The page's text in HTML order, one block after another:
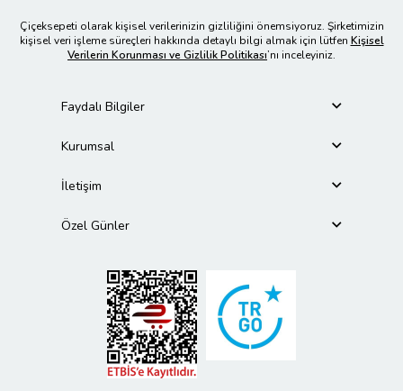
Çiçeksepeti olarak kişisel verilerinizin gizliliğini önemsiyoruz. Şirketimizin
kişisel veri işleme süreçleri hakkında detaylı bilgi almak için lütfen Kişisel
Verilerin Korunması ve Gizlilik Politikası’nı inceleyiniz.
Faydalı Bilgiler
Kurumsal
İletişim
Özel Günler